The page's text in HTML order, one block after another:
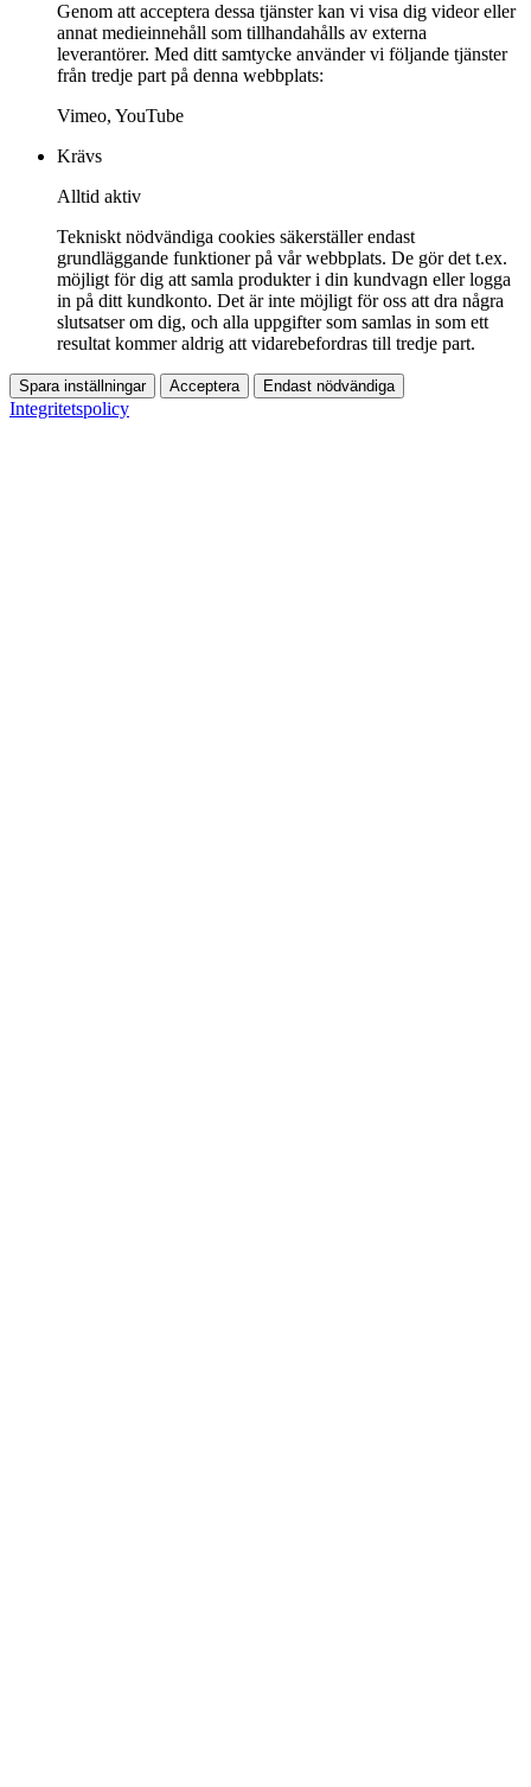
Genom att acceptera dessa tjänster kan vi visa dig videor eller
annat medieinnehåll som tillhandahålls av externa
leverantörer. Med ditt samtycke använder vi följande tjänster
från tredje part på denna webbplats:
Vimeo, YouTube
Krävs
Alltid aktiv
Tekniskt nödvändiga cookies säkerställer endast
grundläggande funktioner på vår webbplats. De gör det t.ex.
möjligt för dig att samla produkter i din kundvagn eller logga
in på ditt kundkonto. Det är inte möjligt för oss att dra några
slutsatser om dig, och alla uppgifter som samlas in som ett
resultat kommer aldrig att vidarebefordras till tredje part.
Spara inställningar Acceptera Endast nödvändiga
Integritetspolicy